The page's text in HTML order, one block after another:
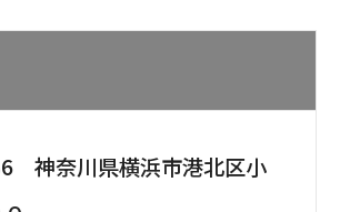
神奈川県横浜市港北区小